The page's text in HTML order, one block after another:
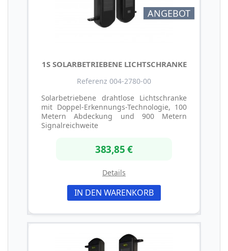
ANGEBOT
1S SOLARBETRIEBENE LICHTSCHRANKE
Referenz 004-2780-00
Solarbetriebene drahtlose Lichtschranke
mit Doppel-Erkennungs-Technologie, 100
Metern Abdeckung und 900 Metern
Signalreichweite
383,85 €
Details
IN DEN WARENKORB